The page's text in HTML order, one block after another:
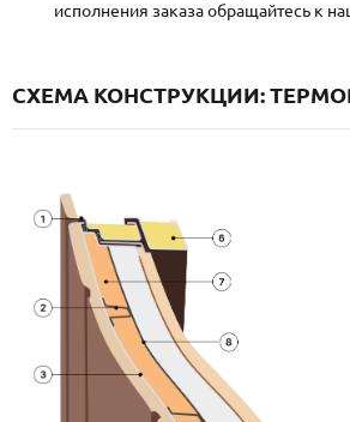
исполнения заказа обращайтесь к
СХЕМА КОНСТРУКЦИИ: